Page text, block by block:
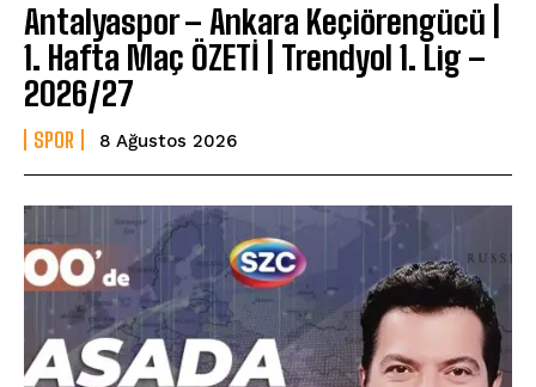
Antalyaspor – Ankara Keçiörengücü |
1. Hafta Maç ÖZETİ | Trendyol 1. Lig –
2026/27
SPOR 8 Ağustos 2026